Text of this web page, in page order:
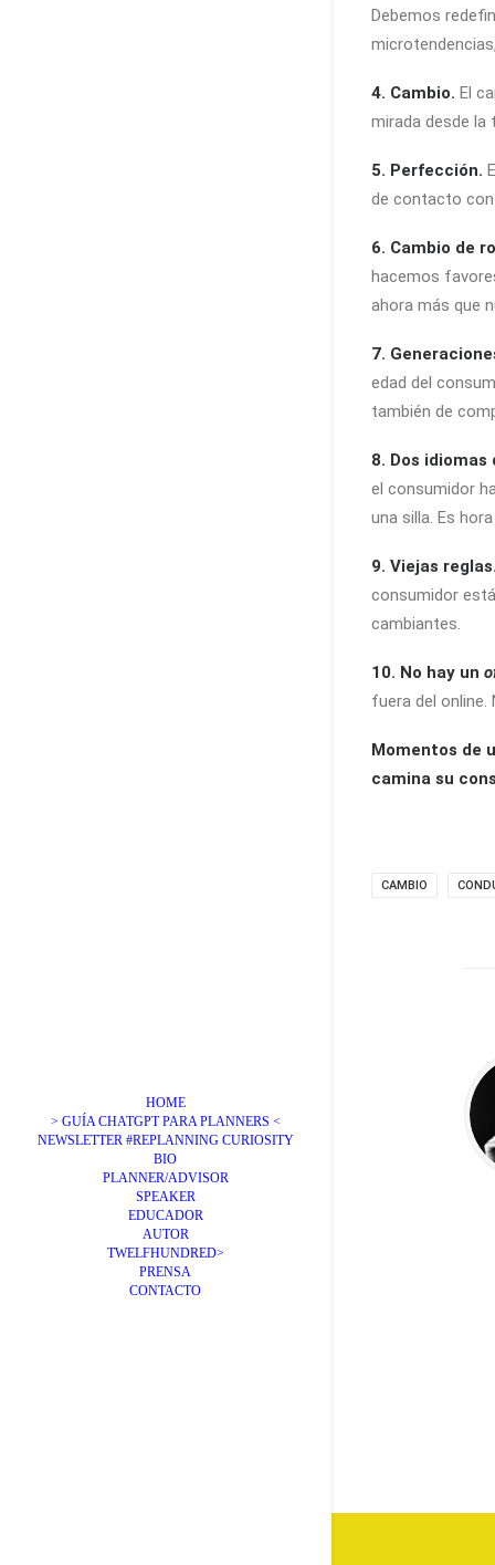
HOME
> GUÍA CHATGPT PARA PLANNERS <
NEWSLETTER #REPLANNING CURIOSITY
BIO
PLANNER/ADVISOR
SPEAKER
EDUCADOR
AUTOR
TWELFHUNDRED>
PRENSA
CONTACTO
Debemos
4. Cambio. El
mirada desde la
5. Perfección.
de contacto con
6. Cambio de
hacemos
ahora más que
7.
edad del
también de
8. Dos
el consumidor
una silla. Es
9. Viejas
consumidor
cambiantes.
10. No hay un
fuera del online.
Momentos de
camina su
CAMBIO